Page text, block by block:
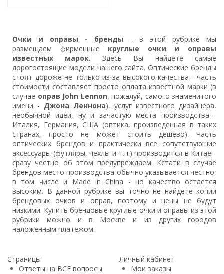
Очки и оправы - бренды - в этой рубрике мы
размещаем фирменные круглые очки и оправы
известных марок. Здесь Вы найдете самые
дорогостоящие модели нашего сайта. Оптические бренды
стоят дороже не только из-за высокого качества - часть
стоимости составляет просто оплата известной марки (в
случае оправ John Lennon, пожалуй, самого знаменитого
имени - Джона Леннона), услуг известного дизайнера,
необычной идеи, ну и зачастую места производства -
Италия, Германия, США (оптика, произведенная в таких
странах, просто не может стоить дешево). Часть
оптических брендов и практически все сопутствующие
аксессуары (футляры, чехлы и т.п.) производится в Китае -
сразу честно об этом предупреждаем. Кстати в случае
брендов место производства обычно указывается честно,
в том числе и Made in China - но качество остается
высоким. В данной рубрике вы точно не найдете копии
брендовых очков и оправ, поэтому и цены не будут
низкими. Купить брендовые круглые очки и оправы из этой
рубрики можно и в Москве и из других городов
наложенным платежом.
Страницы
Ответы на ВСЕ вопросы
Личный кабинет
Мои заказы